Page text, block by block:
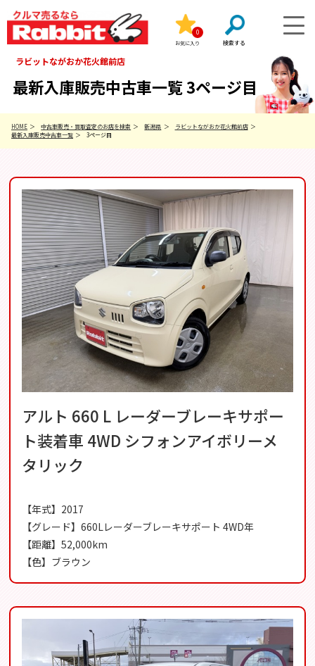
お気に入り
0
ラビットながおか花火館前店
最新入庫販売中古車一覧 3ページ目
HOME 中古車販売・買取査定のお店を検索 新潟県
ラビットながおか花火館前店
最新入庫販売中古車一覧
3ページ目
アルト 660 L レーダーブレーキサポー
ト装着車 4WD シフォンアイボリーメ
タリック
【年式】2017
【グレード】660Lレーダーブレーキサポート 4WD年
【距離】52,000km
【色】ブラウン